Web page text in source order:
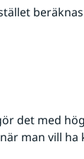
det med
man vill ha